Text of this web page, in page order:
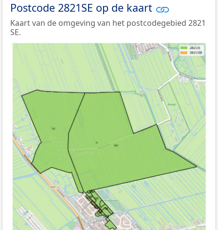
Postcode 2821SE op de kaart
Kaart van de omgeving van het postcodegebied 2821
SE.